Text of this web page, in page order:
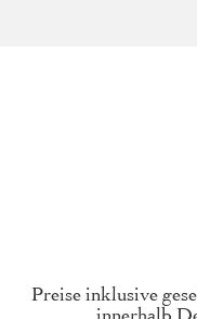
Preise inklusive